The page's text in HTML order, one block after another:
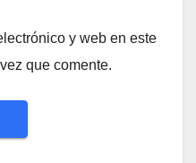
y web en este
que comente.